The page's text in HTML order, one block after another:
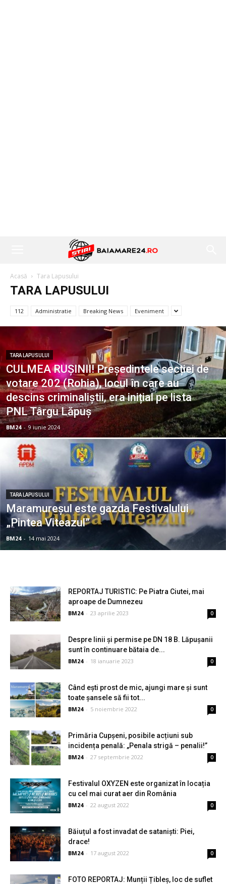
Acasă Tara Lapusului
TARA LAPUSULUI
112 Administratie Breaking News Eveniment
TARA LAPUSULUI
CULMEA RUȘINII! Președintele secției de
votare 202 (Rohia), locul în care au
descins criminaliștii, era inițial pe lista
PNL Târgu Lăpuș
BM24 - 9 iunie 2024
TARA LAPUSULUI
Maramureșul este gazda Festivalului
„Pintea Viteazul”
BM24 - 14 mai 2024
REPORTAJ TURISTIC: Pe Piatra Ciutei, mai
aproape de Dumnezeu
BM24 - 23 aprilie 2023 0
Despre linii și permise pe DN 18 B. Lăpușanii
sunt în continuare bătaia de...
BM24 - 18 ianuarie 2023 0
Când ești prost de mic, ajungi mare și sunt
toate șansele să fii tot...
BM24 - 5 noiembrie 2022 0
Primăria Cupșeni, posibile acțiuni sub
incidența penală: „Penala strigă – penalii!”
BM24 - 27 septembrie 2022 0
Festivalul OXYZEN este organizat în locația
cu cel mai curat aer din România
BM24 - 22 august 2022 0
Băiuțul a fost invadat de sataniști: Piei,
drace!
BM24 - 17 august 2022 0
FOTO REPORTAJ: Munții Țibleș, loc de suflet